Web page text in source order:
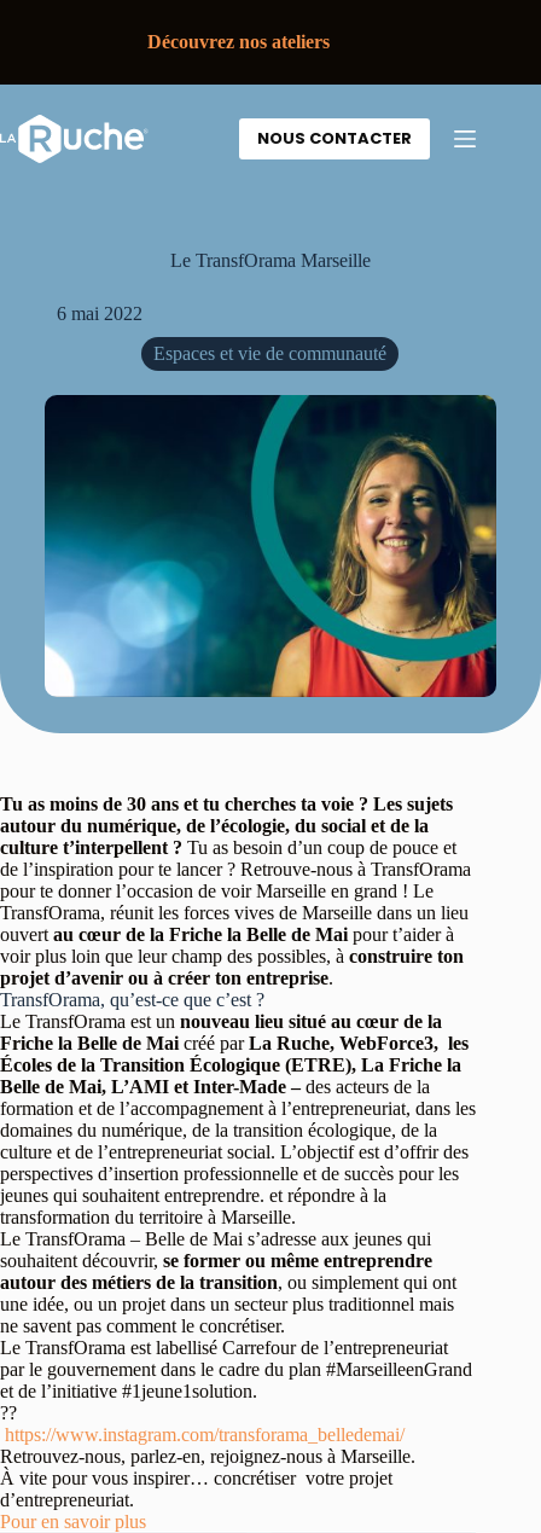
Découvrez nos ateliers
NOUS CONTACTER
Le TransfOrama Marseille
6 mai 2022
Espaces et vie de communauté
Tu as moins de 30 ans et tu cherches ta voie ? Les sujets
autour du numérique, de l’écologie, du social et de la
culture t’interpellent ? Tu as besoin d’un coup de pouce et
de l’inspiration pour te lancer ? Retrouve-nous à TransfOrama
pour te donner l’occasion de voir Marseille en grand ! Le
TransfOrama, réunit les forces vives de Marseille dans un lieu
ouvert au cœur de la Friche la Belle de Mai pour t’aider à
voir plus loin que leur champ des possibles, à construire ton
projet d’avenir ou à créer ton entreprise.
TransfOrama, qu’est-ce que c’est ?
Le TransfOrama est un nouveau lieu situé au cœur de la
Friche la Belle de Mai créé parLa Ruche, WebForce3, les
Écoles de la Transition Écologique (ETRE), La Friche la
Belle de Mai, L’AMI et Inter-Made –des acteurs de la
formation et de l’accompagnement à l’entrepreneuriat, dans les
domaines du numérique, de la transition écologique, de la
culture et de l’entrepreneuriat social. L’objectif est d’offrir des
perspectives d’insertion professionnelle et de succès pour les
jeunes qui souhaitent entreprendre. et répondre à la
transformation du territoire à Marseille.
Le TransfOrama – Belle de Mai s’adresse aux jeunes qui
souhaitent découvrir, se former ou même entreprendre
autour des métiers de la transition, ou simplement qui ont
une idée, ou un projet dans un secteur plus traditionnel mais
ne savent pas comment le concrétiser.
Le TransfOrama est labellisé Carrefour de l’entrepreneuriat
par le gouvernement dans le cadre du plan #MarseilleenGrand
et de l’initiative #1jeune1solution.
??
https://www.instagram.com/transforama_belledemai/
Retrouvez-nous, parlez-en, rejoignez-nous à Marseille.
À vite pour vous inspirer… concrétiser votre projet
d’entrepreneuriat.
Pour en savoir plus